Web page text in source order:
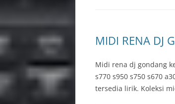
MIDI RENA DJ
Midi rena dj gondang
s770 s950 s750 s670
tersedia lirik. Koleksi